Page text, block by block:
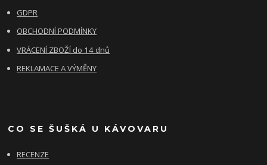
GDPR
OBCHODNÍ PODMÍNKY
VRÁCENÍ ZBOŽÍ do 14 dnů
REKLAMACE A VÝMĚNY
CO SE ŠUŠKÁ U KÁVOVARU
RECENZE